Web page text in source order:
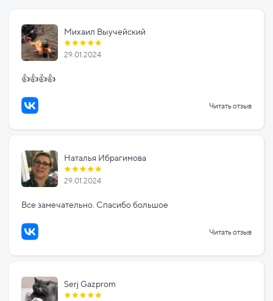
Михаил Выучейский
29.01.2024
👍👍👍👍
Читать отзыв
Наталья Ибрагимова
29.01.2024
Все замечательно. Спасибо большое
Читать отзыв
Serj Gazprom